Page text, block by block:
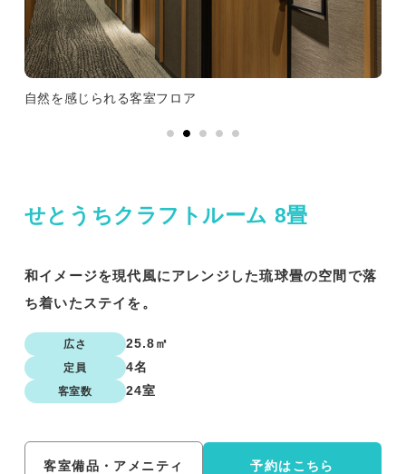
せとうちクラフトルーム 8畳
和イメージを現代風にアレンジした琉球畳の空間で落
ち着いたステイを。
広さ 25.8㎡
定員 4名
客室数 24室
客室備品・アメニティ 予約はこちら
自然を感じられる客室フロア